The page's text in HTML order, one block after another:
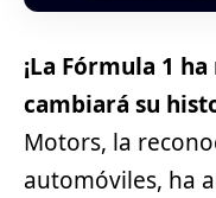
¡La Fórmula 1
cambiará su
Motors, la
automóviles, ha